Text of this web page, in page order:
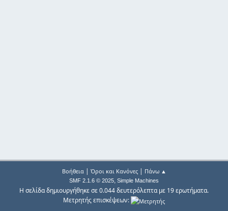
Βοήθεια| Όροι και Κανόνες| Πάνω ▲
SMF 2.1.6 © 2025, Simple Machines
Η σελίδα δημιουργήθηκε σε 0.044 δευτερόλεπτα με 19 ερωτήματα.
Μετρητής επισκέψεων: